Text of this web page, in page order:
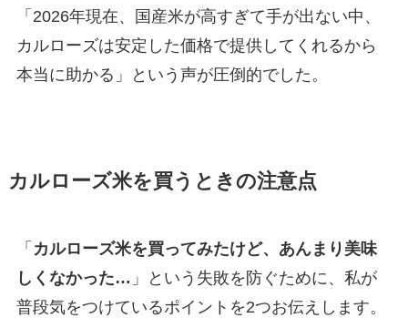
「2026年現在、国産米が高すぎて手が出ない中、
カルローズは安定した価格で提供してくれるから
本当に助かる」という声が圧倒的でした。
カルローズ米を買うときの注意点
「 カルローズ米を買ってみたけど、あんまり美味
しくなかった… 」という失敗を防ぐために、私が
普段気をつけているポイントを2つお伝えします。